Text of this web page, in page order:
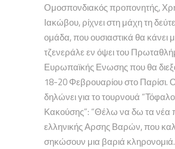
Ομοσπονδιακός προπονητής,
Ιακώβου, ρίχνει στη μάχη τη
ομάδα, που ουσιαστικά θα κάνει
τζενεράλε εν όψει του
Ευρωπαϊκής Ενωσης που θα
18-20 Φεβρουαρίου στο Παρίσι.
δηλώνει για το τουρνουά
Κακούσης”: “Θέλω να δω τα νέα
ελληνικής Αρσης Βαρών, που
σηκώσουν μια βαριά κληρονομιά.